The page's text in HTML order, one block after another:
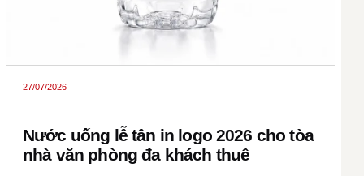
27/07/2026
Nước uống lễ tân in logo 2026 cho tòa
nhà văn phòng đa khách thuê